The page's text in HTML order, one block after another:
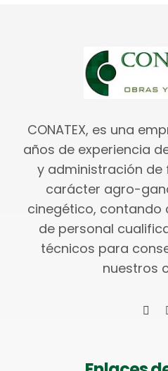
CONATEX, es una
años de experiencia
y administración de
carácter agro-
cinegético, contando
de personal
técnicos para
nuestros